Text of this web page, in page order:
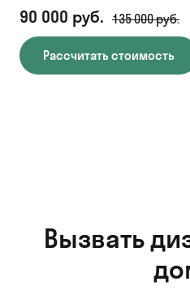
90 000 руб. 135 000 руб.
Рассчитать стоимость
Вызвать